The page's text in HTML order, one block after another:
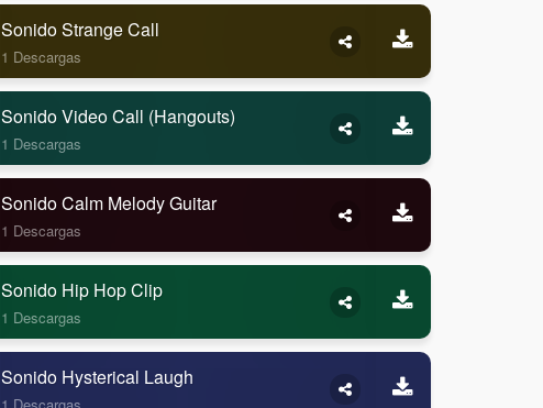
Sonido Strange Call
1 Descargas
Sonido Video Call (Hangouts)
1 Descargas
Sonido Calm Melody Guitar
1 Descargas
Sonido Hip Hop Clip
1 Descargas
Sonido Hysterical Laugh